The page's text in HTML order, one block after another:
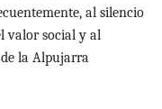
al silencio
valor social y al
la Alpujarra